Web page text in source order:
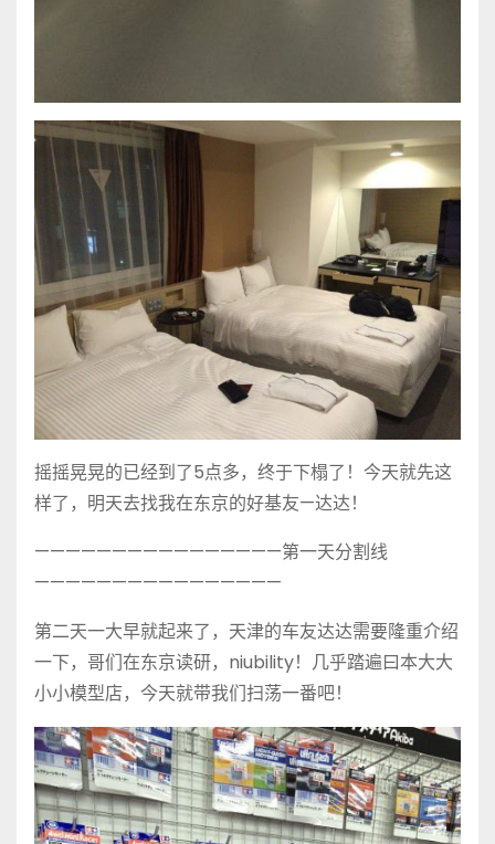
摇摇晃晃的已经到了5点多，终于下榻了！今天就先这
样了，明天去找我在东京的好基友—达达！
————————————————第一天分割线
————————————————
第二天一大早就起来了，天津的车友达达需要隆重介绍
一下，哥们在东京读研，niubility！几乎踏遍曰本大大
小小模型店，今天就带我们扫荡一番吧！